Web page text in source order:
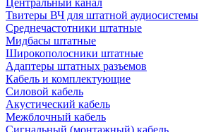
Центральный канал
Твитеры ВЧ для штатной аудиосистемы
Среднечастотники штатные
Мидбасы штатные
Широкополосники штатные
Адаптеры штатных разъемов
Кабель и комплектующие
Силовой кабель
Акустический кабель
Межблочный кабель
Сигнальный (монтажный) кабель